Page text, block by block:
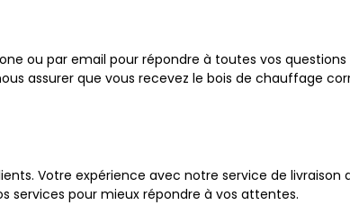
ou par email pour répondre à toutes vos
assurer que vous recevez le bois de chauffage
Votre expérience avec notre service de
services pour mieux répondre à vos attentes.